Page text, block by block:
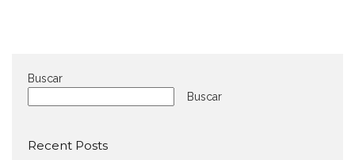
Buscar
Buscar
Recent Posts